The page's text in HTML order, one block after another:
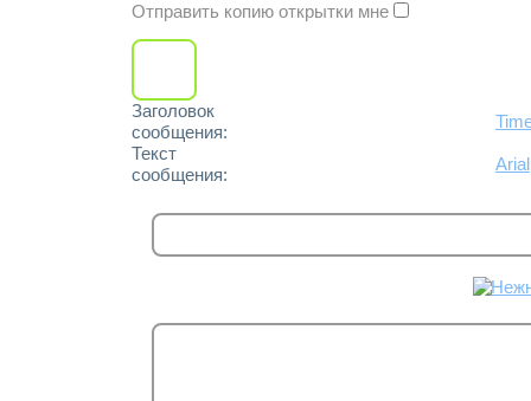
Отправить копию открытки мне
Заголовок
сообщения:
Текст
сообщения:
Arial